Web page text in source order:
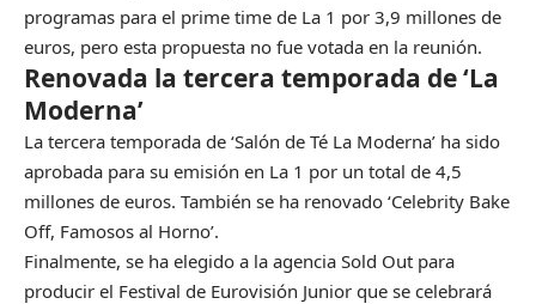
programas para el prime time de La 1 por 3,9 millones de
euros, pero esta propuesta no fue votada en la reunión.
Renovada la tercera temporada de ‘La
Moderna’
La tercera temporada de ‘Salón de Té La Moderna’ ha sido
aprobada para su emisión en La 1 por un total de 4,5
millones de euros. También se ha renovado ‘Celebrity Bake
Off, Famosos al Horno’.
Finalmente, se ha elegido a la agencia Sold Out para
producir el Festival de Eurovisión Junior que se celebrará